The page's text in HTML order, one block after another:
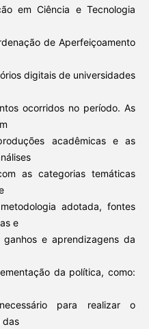
em Ciência e Tecnologia
de Aperfeiçoamento
digitais de universidades
ocorridos no período. As
acadêmicas e as
as categorias temáticas
adotada, fontes
e
e aprendizagens da
da política, como:
para realizar o
das